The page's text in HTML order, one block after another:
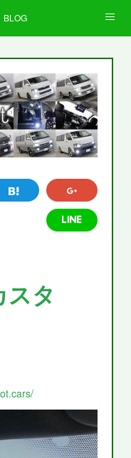
BLOG
企業情報
スタ